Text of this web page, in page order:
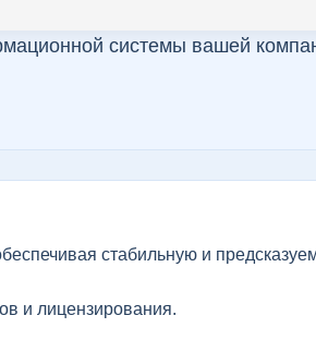
системы вашей
стабильную и
и лицензирования.